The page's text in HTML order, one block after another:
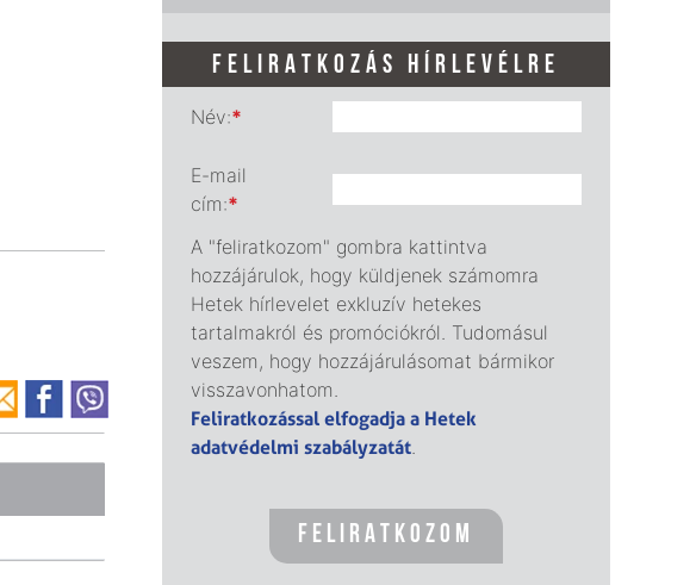
FELIRATKOZÁS HÍRLEVÉLRE
Név:*
E-mail
cím:*
A "feliratkozom" gombra kattintva
hozzájárulok, hogy küldjenek számomra
Hetek hírlevelet exkluzív hetekes
tartalmakról és promóciókról. Tudomásul
veszem, hogy hozzájárulásomat bármikor
visszavonhatom.
Feliratkozással elfogadja a Hetek
adatvédelmi szabályzatát.